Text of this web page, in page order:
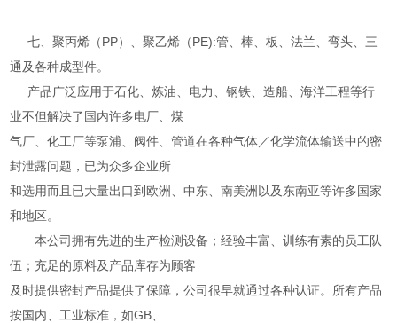
七、聚丙烯（PP）、聚乙烯（PE):管、棒、板、法兰、弯头、三
通及各种成型件。
产品广泛应用于石化、炼油、电力、钢铁、造船、海洋工程等行
业不但解决了国内许多电厂、煤
气厂、化工厂等泵浦、阀件、管道在各种气体／化学流体输送中的密
封泄露问题，已为众多企业所
和选用而且已大量出口到欧洲、中东、南美洲以及东南亚等许多国家
和地区。
本公司拥有先进的生产检测设备；经验丰富、训练有素的员工队
伍；充足的原料及产品库存为顾客
及时提供密封产品提供了保障，公司很早就通过各种认证。所有产品
按国内、工业标准，如GB、